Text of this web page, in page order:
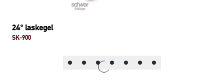
24° laskegel
SK-900